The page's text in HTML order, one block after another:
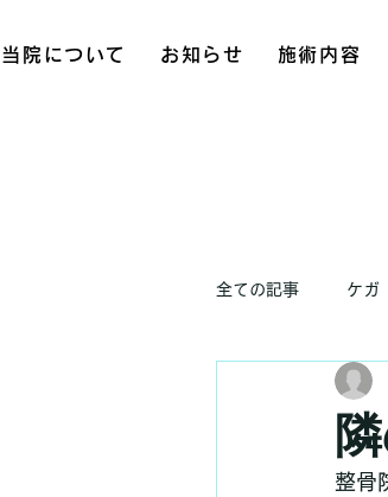
当院について お知らせ 施術内容
全ての記事 ケガ
整骨